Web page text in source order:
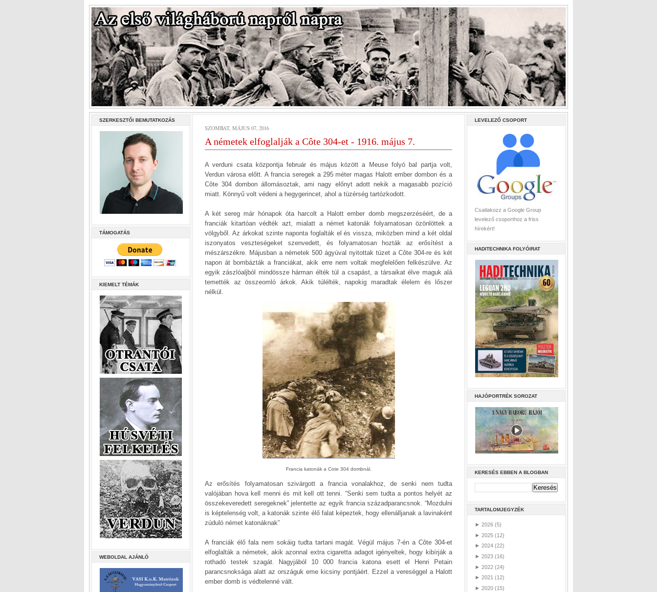
SZERKESZTŐI BEMUTATKOZÁS
TÁMOGATÁS
KIEMELT TÉMÁK
WEBOLDAL AJÁNLÓ
SZOMBAT, MÁJUS 07, 2016
A németek elfoglalják a Côte 304-et - 1916. május 7.
A verduni csata központja február és május között a Meuse folyó bal partja volt,
Verdun városa előtt. A francia seregek a 295 méter magas Halott ember dombon és a
Côte 304 dombon állomásoztak, ami nagy előnyt adott nekik a magasabb pozíció
miatt. Könnyű volt védeni a hegygerincet, ahol a tüzérség tartózkodott.
A két sereg már hónapok óta harcolt a Halott ember domb megszerzéséért, de a
franciák kitartóan védték azt, mialatt a német katonák folyamatosan özönlöttek a
völgyből. Az árkokat szinte naponta foglalták el és vissza, miközben mind a két oldal
iszonyatos veszteségeket szenvedett, és folyamatosan hozták az erősítést a
mészárszékre. Májusban a németek 500 ágyúval nyitottak tüzet a Côte 304-re és két
napon át bombázták a franciákat, akik erre nem voltak megfelelően felkészülve. Az
egyik zászlóaljból mindössze hárman élték túl a csapást, a társaikat élve maguk alá
temették az összeomló árkok. Akik túlélték, napokig maradtak élelem és lőszer
nélkül.
Francia katonák a Cote 304 dombnál.
Az erősítés folyamatosan szivárgott a francia vonalakhoz, de senki nem tudta
valójában hova kell menni és mit kell ott tenni. “Senki sem tudta a pontos helyét az
összekeveredett seregeknek” jelentette az egyik francia századparancsnok. “Mozdulni
is képtelenség volt, a katonák szinte élő falat képeztek, hogy ellenálljanak a lavinaként
zúduló német katonáknak”
A franciák élő fala nem sokáig tudta tartani magát. Végül május 7-én a Côte 304-et
elfoglalták a németek, akik azonnal extra cigaretta adagot igényeltek, hogy kibírják a
rothadó testek szagát. Nagyjából 10 000 francia katona esett el Henri Petain
parancsnoksága alatt az országuk eme kicsiny pontjáért. Ezzel a vereséggel a Halott
ember domb is védtelenné vált.
LEVELEZŐ CSOPORT
Csatlakozz a Google Group
levelező csoporthoz a friss
hírekért!
HADITECHNIKA FOLYÓIRAT
HAJÓPORTRÉK SOROZAT
KERESÉS EBBEN A BLOGBAN
TARTALOMJEGYZÉK
► 2026 (5)
► 2025 (12)
► 2024 (22)
► 2023 (16)
► 2022 (24)
► 2021 (12)
► 2020 (15)